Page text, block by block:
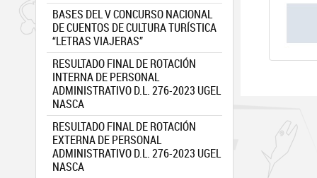
BASES DEL V CONCURSO NACIONAL
DE CUENTOS DE CULTURA TURÍSTICA
“LETRAS VIAJERAS”
RESULTADO FINAL DE ROTACIÓN
INTERNA DE PERSONAL
ADMINISTRATIVO D.L. 276-2023 UGEL
NASCA
RESULTADO FINAL DE ROTACIÓN
EXTERNA DE PERSONAL
ADMINISTRATIVO D.L. 276-2023 UGEL
NASCA